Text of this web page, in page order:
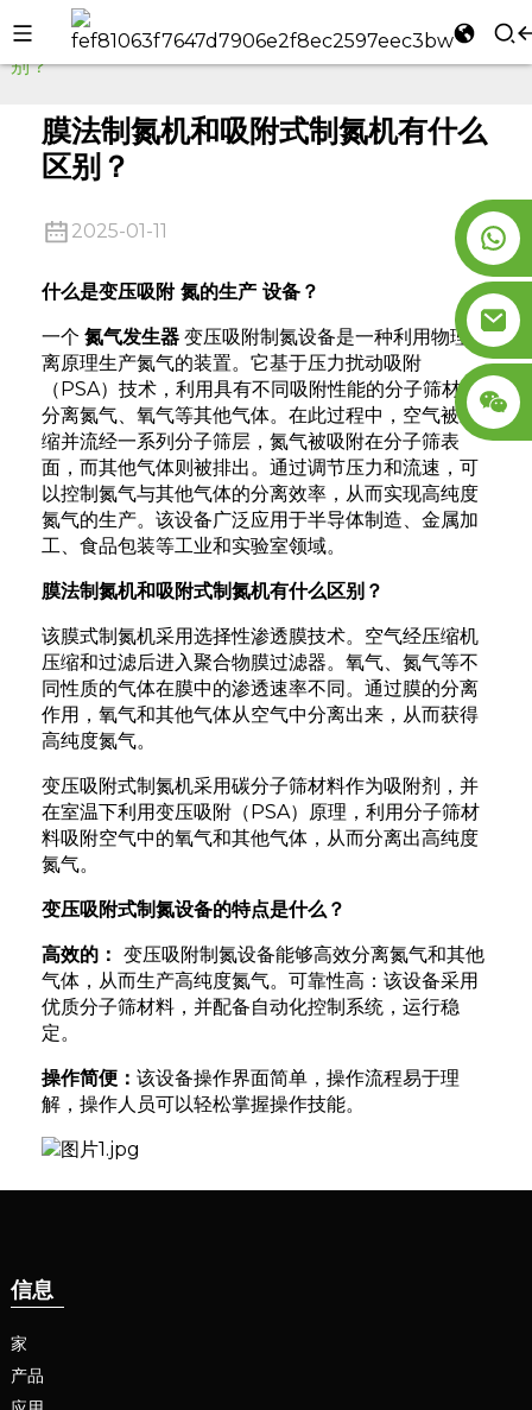
家 公司新闻
膜法制氮机和吸附式制氮机有什么区
别？
膜法制氮机和吸附式制氮机有什么
区别？
2025-01-11
什么是变压吸附氮的生产 设备 ？
一个氮气发生器 变压吸附制氮设备是一种利用物理分
离原理生产氮气的装置。它基于压力扰动吸附
（PSA）技术，利用具有不同吸附性能的分子筛材料
分离氮气、氧气等其他气体。在此过程中，空气被压
缩并流经一系列分子筛层，氮气被吸附在分子筛表
面，而其他气体则被排出。通过调节压力和流速，可
以控制氮气与其他气体的分离效率，从而实现高纯度
氮气的生产。该设备广泛应用于半导体制造、金属加
工、食品包装等工业和实验室领域。
膜法制氮机和吸附式制氮机有什么区别？
该膜式制氮机采用选择性渗透膜技术。空气经压缩机
压缩和过滤后进入聚合物膜过滤器。氧气、氮气等不
同性质的气体在膜中的渗透速率不同。通过膜的分离
作用，氧气和其他气体从空气中分离出来，从而获得
高纯度氮气。
变压吸附式制氮机采用碳分子筛材料作为吸附剂，并
在室温下利用变压吸附（PSA）原理，利用分子筛材
料吸附空气中的氧气和其他气体，从而分离出高纯度
氮气。
变压吸附式制氮设备的特点是什么？
高效的：变压吸附制氮设备能够高效分离氮气和其他
气体，从而生产高纯度氮气。可靠性高：该设备采用
优质分子筛材料，并配备自动化控制系统，运行稳
定。
操作简便：该设备操作界面简单，操作流程易于理
解，操作人员可以轻松掌握操作技能。
信息
家
产品